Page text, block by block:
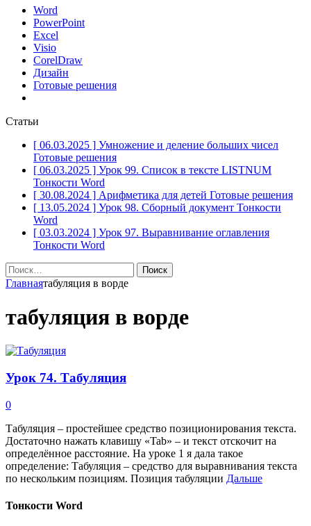
Word
PowerPoint
Excel
Visio
CorelDraw
Дизайн
Готовые решения
Статьи
[ 06.03.2025 ] Умножение и деление больших чисел
Готовые решения
[ 06.03.2025 ] Урок 99. Список в тексте LISTNUM
Тонкости Word
[ 30.08.2024 ] Арифметика для детей Готовые решения
[ 13.05.2024 ] Урок 98. Сборный документ Тонкости
Word
[ 03.03.2024 ] Урок 97. Выравнивание оглавления
Тонкости Word
Найти:
Главнаятабуляция в ворде
табуляция в ворде
Урок 74. Табуляция
0
Табуляция – простейшее средство позиционирования текста.
Достаточно нажать клавишу «Tab» – и текст отскочит на
определённое расстояние. На уроке 1 я дала такое
определение: Табуляция ‒ средство для выравнивания текста
по нескольким позициям. Позиция табуляции Дальше
Тонкости Word